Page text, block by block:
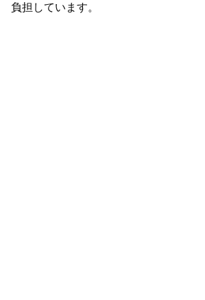
負担しています。